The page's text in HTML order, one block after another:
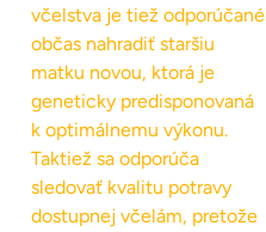
včelstva je tiež odporúčané
občas nahradiť staršiu
matku novou, ktorá je
geneticky predisponovaná
k optimálnemu výkonu.
Taktiež sa odporúča
sledovať kvalitu potravy
dostupnej včelám, pretože